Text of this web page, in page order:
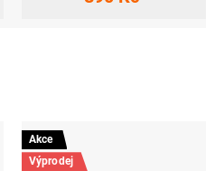
Akce
Výprodej